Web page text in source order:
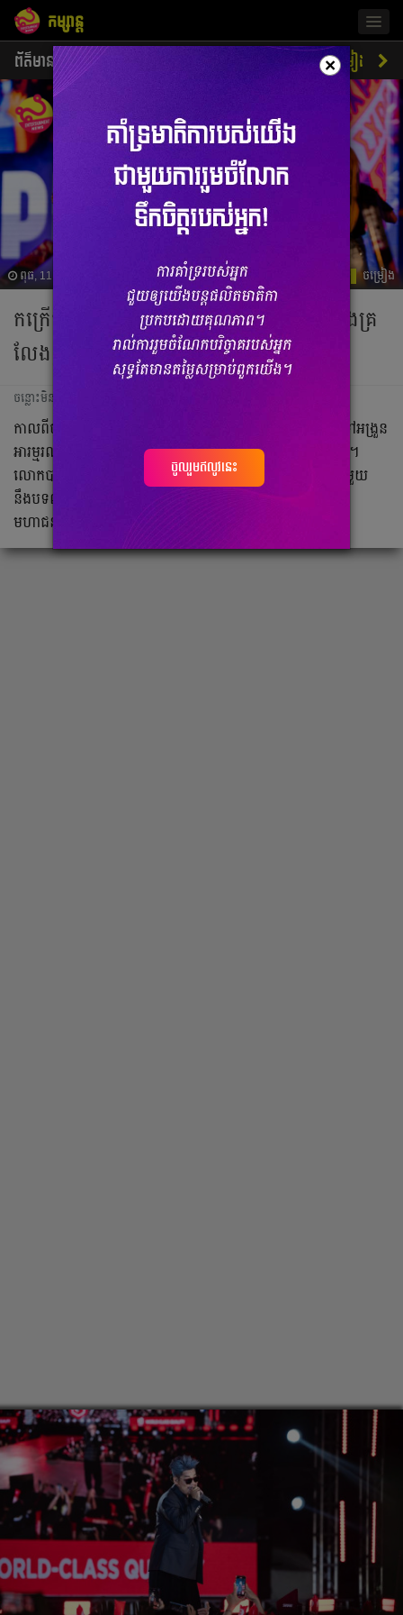
កម្សាន្ត
ព័ត៌មាន ជីវិតតារា ចម្រៀង
ពុធ, 11 ធ្នូ 2024 05:42 ចម្រៀង
កក្រើក ២ខេត្ដ ក្រោយបងស្នាយ ចេញច្រៀង និងគ្រ
លែងខ្លួនលើឆាកតន្ដ្រីដ៏អស្ចារ្យប៉ុន្មានថ្ងៃ!
ចន្លោះមិនឃើញ
កាលពីចុងសប្តាហ៍កន្លងទៅ កំពូលតារាចម្រៀង ព្រាប សុវត្ថិ បានទៅអង្រួន
អារម្មរណ៍ហ្វេនៗដល់ខេត្តបន្ទាយមានជ័យ និងខេត្តព្រះវិហារតែម្ដង។
លោកបានចូលរួមច្រៀង និងសម្តែងនៅលើឆាកប្រគុំតន្ដ្រីអស្ចារ្យជាមួយ
នឹងបទល្បីៗ ជាពិសេសការបង្ហើរសំនៀងបទ “សែកមន្ត” បានធ្វើឲ្យ
មហាជនកាន់តែពេញចិត្ត។
×
ចូលរួមឥលូវនេះ